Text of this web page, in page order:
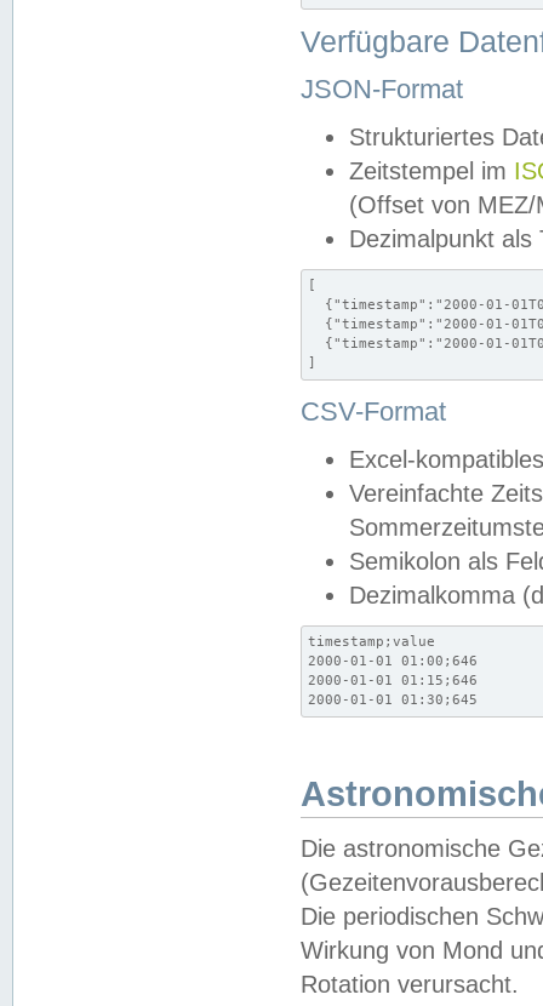
Verfügbare
JSON-Format
Strukturiertes
Zeitstempel im
(Offset von MEZ/
Dezimalpunkt als
[
{"timestamp":"2000-01-
{"timestamp":"2000-01-
{"timestamp":"2000-01-
]
CSV-Format
Excel-
Vereinfachte
Semikolon als
Dezimalkomma
timestamp;value
2000-01-01 01:00;646
2000-01-01 01:15;646
2000-01-01 01:30;645
Die astronomische
Die periodischen
Wirkung von Mond
Rotation verursacht.